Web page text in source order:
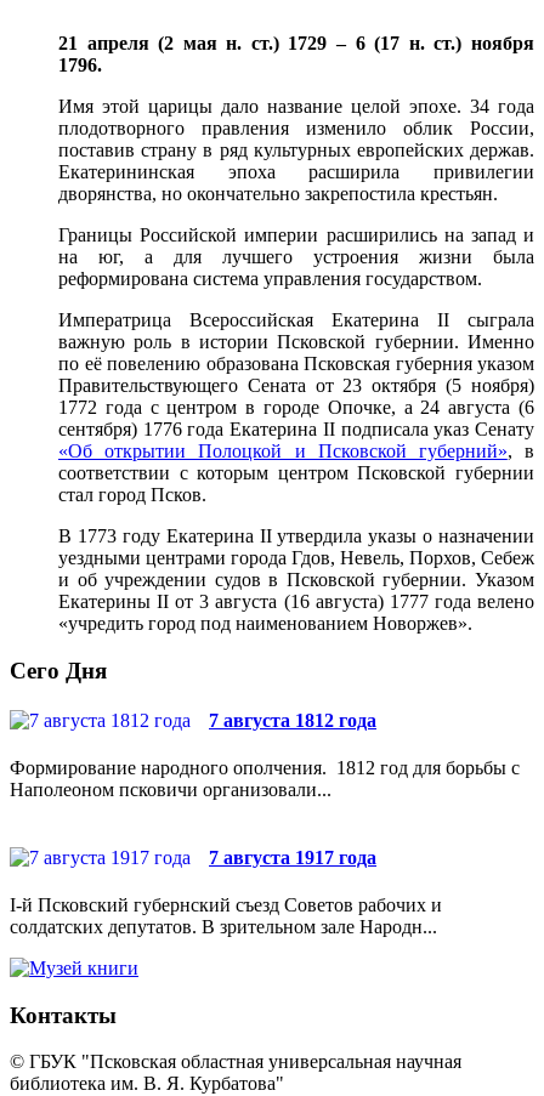
21 апреля (2 мая н. ст.) 1729 – 6 (17 н. ст.) ноября
1796.
Имя этой царицы дало название целой эпохе. 34 года
плодотворного правления изменило облик России,
поставив страну в ряд культурных европейских держав.
Екатерининская эпоха расширила привилегии
дворянства, но окончательно закрепостила крестьян.
Границы Российской империи расширились на запад и
на юг, а для лучшего устроения жизни была
реформирована система управления государством.
Императрица Всероссийская Екатерина II сыграла
важную роль в истории Псковской губернии. Именно
по её повелению образована Псковская губерния указом
Правительствующего Сената от 23 октября (5 ноября)
1772 года с центром в городе Опочке, а 24 августа (6
сентября) 1776 года Екатерина II подписала указ Сенату
«Об открытии Полоцкой и Псковской губерний», в
соответствии с которым центром Псковской губернии
стал город Псков.
В 1773 году Екатерина II утвердила указы о назначении
уездными центрами города Гдов, Невель, Порхов, Себеж
и об учреждении судов в Псковской губернии. Указом
Екатерины II от 3 августа (16 августа) 1777 года велено
«учредить город под наименованием Новоржев».
Сего Дня
7 августа 1812 года
Формирование народного ополчения. 1812 год для борьбы с
Наполеоном псковичи организовали...
7 августа 1917 года
I-й Псковский губернский съезд Советов рабочих и
солдатских депутатов. В зрительном зале Народн...
Контакты
© ГБУК "Псковская областная универсальная научная
библиотека им. В. Я. Курбатова"